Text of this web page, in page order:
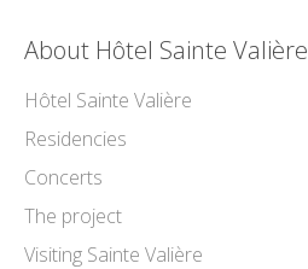
About Hôtel Sainte Valière
Hôtel Sainte Valière
Residencies
Concerts
The project
Visiting Sainte Valière